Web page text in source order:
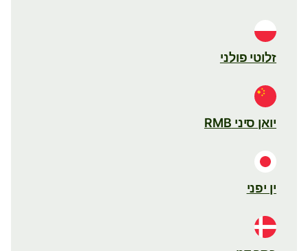
זלוטי פולני
יואן סיני RMB
ין יפני